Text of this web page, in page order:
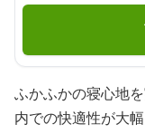
ふかふかの寝心地
内での快適性が大幅